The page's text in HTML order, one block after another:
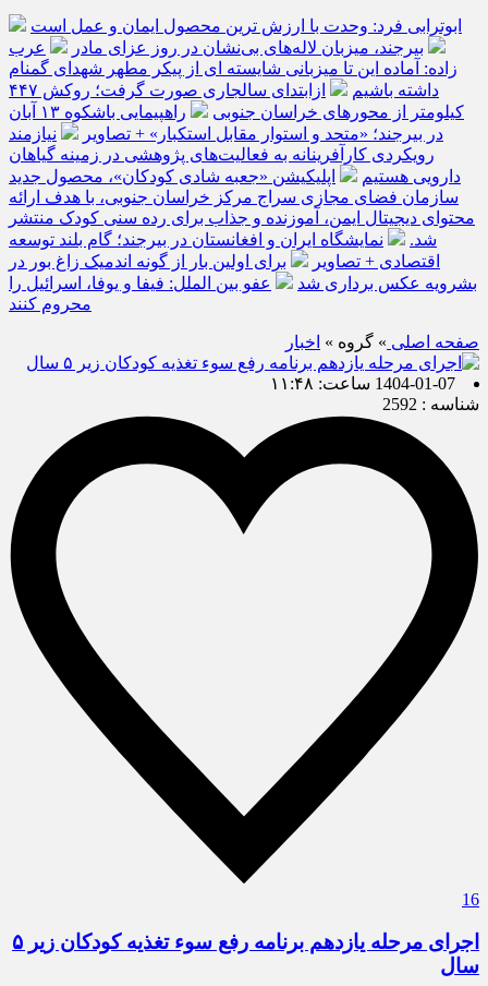
ابوترابی فرد: وحدت با ارزش ترین محصول ایمان و عمل است
بیرجند، میزبان لاله‌های بی‌نشان در روز عزای مادر
عرب
زاده: آماده این تا میزبانی شایسته ای از پیکر مطهر شهدای گمنام
داشته باشیم
ازابتدای سالجاری صورت گرفت؛ روکش ۴۴۷
کیلومتر از محورهای خراسان جنوبی
راهپیمایی باشکوه ۱۳ آبان
در بیرجند؛ «متحد و استوار مقابل استکبار» + تصاویر
نیازمند
رویکردی کارآفرینانه به فعالیت‌های پژوهشی در زمینه گیاهان
دارویی هستیم
اپلیکیشن «جعبه شادی کودکان»، محصول جدید
سازمان فضای مجازی سراج مرکز خراسان جنوبی، با هدف ارائه
محتوای دیجیتال ایمن، آموزنده و جذاب برای رده سنی کودک منتشر
شد.
نمایشگاه ایران و افغانستان در بیرجند؛ گام بلند توسعه
اقتصادی + تصاویر
برای اولین بار از گونه اندمیک زاغ بور در
بشرویه عکس برداری شد
عفو بین الملل: فیفا و یوفا، اسرائیل را
محروم کنند
صفحه اصلی » گروه » اخبار
1404-01-07 ساعت: ۱۱:۴۸
شناسه : 2592
16
اجرای مرحله یازدهم برنامه رفع سوء تغذیه کودکان زیر ۵
سال